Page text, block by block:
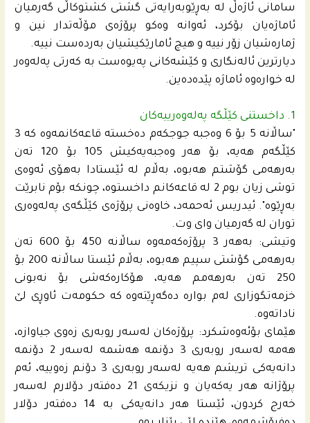
سامانى ئاژه‌ڵ له‌ به‌ڕێوبه‌رایه‌تى گشتى كشتوكاڵى گه‌رمیان
ئاماژه‌یان بۆكرد، ئه‌وانه‌ وه‌كو پرۆژه‌ى مۆڵه‌تدار نین و
ژماره‌شیان زۆر نییه‌ و هیچ ئامارێكیشیان به‌رده‌ست نییه‌.
دیارترین ئالەنگاری و کێشەکانی په‌یوه‌ست به‌ كه‌رتى په‌له‌وه‌ر
لە خوارەوە ئاماژە پێدەدەین.
1. داخستنى كێڵگه‌ په‌له‌وه‌رییه‌كان
"ساڵانه‌ 5 بۆ 6 وه‌جبه‌ جوجكه‌م ده‌خسته‌ قاعه‌كانمه‌وه‌ كه‌ 3
كێڵگه‌م هه‌یه‌، بۆ هه‌ر وه‌جبه‌یه‌كیش 105 بۆ 120 ته‌ن
به‌رهه‌مى گۆشتم هه‌بوه‌، به‌ڵام له‌ ئێستادا به‌هۆى ئه‌وه‌ى
توشى زیان بوم 2 له‌ قاعه‌كانم داخستوه‌، چونكه‌ بۆم نابرێت
به‌ڕێوه‌". ئیدریس ئه‌حمه‌د، خاوه‌نى پرۆژه‌ى كێڵگه‌ى په‌له‌وه‌رى
توران له‌ گه‌رمیان وای وت.
وتیشى: به‌هه‌ر 3 پرۆژه‌كه‌مه‌وه‌ ساڵانه‌ 450 بۆ 600 ته‌ن
به‌رهه‌مى گۆشتى سپیم هه‌بوه‌، به‌ڵام ئێستا ساڵانه‌ 200 بۆ
250 ته‌ن به‌رهه‌مم هه‌یه‌، هۆكاره‌كه‌شى بۆ نه‌بونى
خزمه‌تگوزارى له‌‌م بواره‌ ده‌گه‌ڕێته‌وه‌ كه‌ حكومه‌ت ئاوڕى لێ
ناداته‌وه‌.
هێماى بۆئه‌وه‌شكرد: پرۆژه‌كان له‌سه‌ر روبه‌رى زه‌وى جیاوازه،‌
هه‌مه‌ له‌سه‌ر روبه‌رى 3 دۆنمه‌ هه‌شمه‌ له‌سه‌ر 2 دۆنمه‌
دانه‌یه‌كى تریشم هه‌یه‌ له‌سه‌ر روبه‌رى 3 دۆنم زه‌وییه‌، ئه‌م
پرۆژانه‌ هه‌ر یه‌كه‌یان و نزیكه‌ى 21 ده‌فته‌ر دۆلارم له‌سه‌ر
خه‌رج كردون، ئێستا هه‌ر دانه‌یه‌كى به‌ 14 ده‌فته‌ر دۆلار